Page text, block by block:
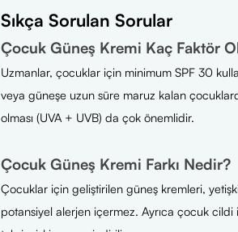
Sıkça Sorulan Sorular
Çocuk Güneş Kremi Kaç Faktör
Uzmanlar, çocuklar için minimum SPF 30
veya güneşe uzun süre maruz kalan
olması (UVA + UVB) da çok önemlidir.
Çocuk Güneş Kremi Farkı Nedir?
Çocuklar için geliştirilen güneş kremleri,
potansiyel alerjen içermez. Ayrıca çocuk